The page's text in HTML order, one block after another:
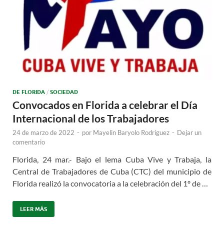
DE FLORIDA / SOCIEDAD
Convocados en Florida a celebrar el Día
Internacional de los Trabajadores
24 de marzo de 2022 - por Mayelin Baryolo Rodríguez - Dejar un
comentario
Florida, 24 mar.- Bajo el lema Cuba Vive y Trabaja, la
Central de Trabajadores de Cuba (CTC) del municipio de
Florida realizó la convocatoria a la celebración del 1º de …
LEER MÁS